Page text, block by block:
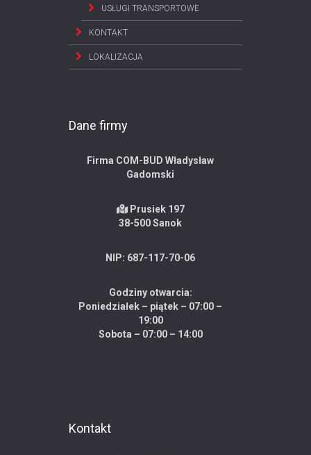
USŁUGI TRANSPORTOWE
KONTAKT
LOKALIZACJA
Dane firmy
Firma COM-BUD Władysław
Gadomski
Prusiek 197
38-500 Sanok
NIP: 687-117-70-06
Godziny otwarcia:
Poniedziałek – piątek – 07:00 –
19:00
Sobota – 07:00 – 14:00
Kontakt